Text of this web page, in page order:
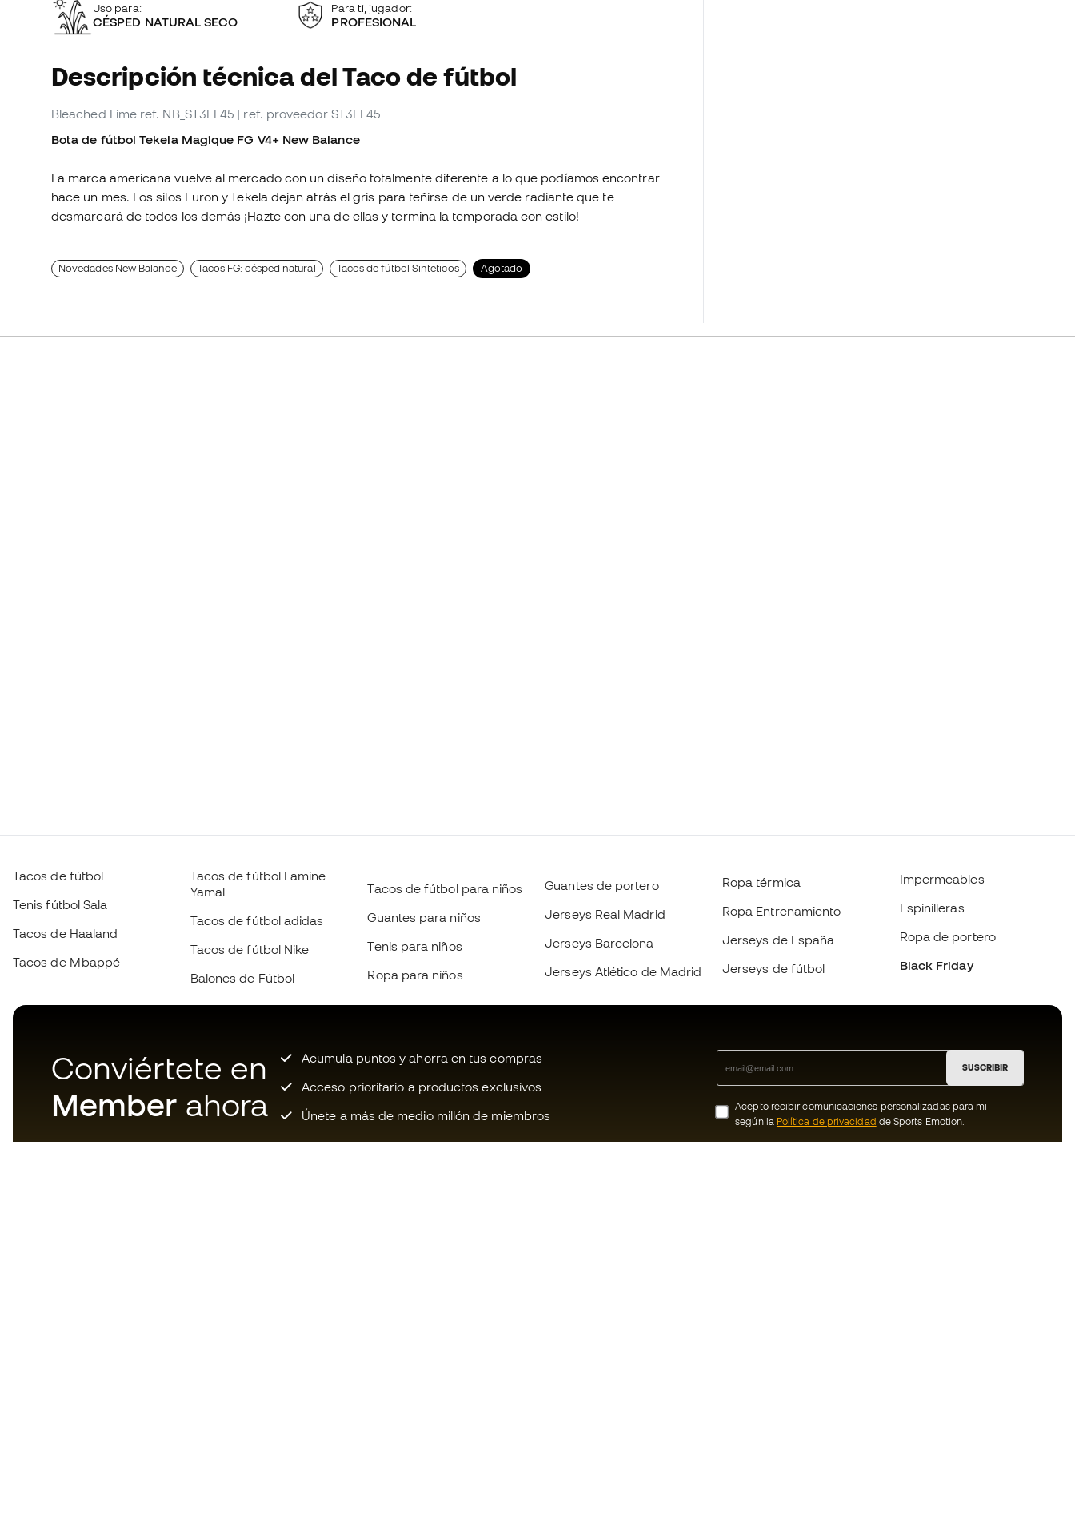
Uso para:
CÉSPED NATURAL SECO
Para ti, jugador:
PROFESIONAL
Descripción técnica del Taco de fútbol
Bleached Lime ref. NB_ST3FL45 | ref. proveedor ST3FL45
Bota de fútbol Tekela Magique FG V4+ New Balance
La marca americana vuelve al mercado con un diseño totalmente diferente a lo que podíamos encontrar
hace un mes. Los silos Furon y Tekela dejan atrás el gris para teñirse de un verde radiante que te
desmarcará de todos los demás ¡Hazte con una de ellas y termina la temporada con estilo!
Novedades New Balance Tacos FG: césped natural Tacos de fútbol Sinteticos Agotado
Tacos de fútbol
Tenis fútbol Sala
Tacos de Haaland
Tacos de Mbappé
Tacos de fútbol Lamine
Yamal
Tacos de fútbol adidas
Tacos de fútbol Nike
Balones de Fútbol
Tacos de fútbol para niños
Guantes para niños
Tenis para niños
Ropa para niños
Guantes de portero
Jerseys Real Madrid
Jerseys Barcelona
Jerseys Atlético de Madrid
Ropa térmica
Ropa Entrenamiento
Jerseys de España
Jerseys de fútbol
Impermeables
Espinilleras
Ropa de portero
Black Friday
Conviértete en
Member ahora
Acumula puntos y ahorra en tus compras
Acceso prioritario a productos exclusivos
Únete a más de medio millón de miembros
SUSCRIBIR
Acepto recibir comunicaciones personalizadas para mi
según la Política de privacidad de Sports Emotion.